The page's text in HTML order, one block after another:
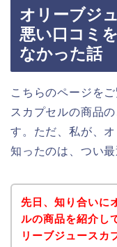
オリーブジ
悪い口コミ
なかった話
こちらのページを
スカプセルの商品
す。ただ、私が、
知ったのは、つい
先日、知り合いに
ルの商品を紹介し
リーブジュースカ